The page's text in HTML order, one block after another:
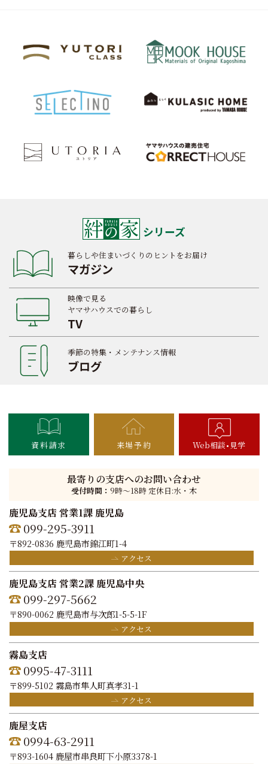
シリーズ
暮らしや住まいづくりのヒントをお届け
マガジン
映像で見る
ヤマサハウスでの暮らし
TV
季節の特集・メンテナンス情報
ブログ
資料請求 来場予約 Web相談 見学
最寄りの支店へのお問い合わせ
受付時間： 9時〜18時 定休日:水・木
鹿児島支店 営業1課 鹿児島
099-295-3911
〒892-0836 鹿児島市錦江町1-4
アクセス
鹿児島支店 営業2課 鹿児島中央
099-297-5662
〒890-0062 鹿児島市与次郎1-5-5-1F
アクセス
霧島支店
0995-47-3111
〒899-5102 霧島市隼人町真孝31-1
アクセス
鹿屋支店
0994-63-2911
〒893-1604 鹿屋市串良町下小原3378-1